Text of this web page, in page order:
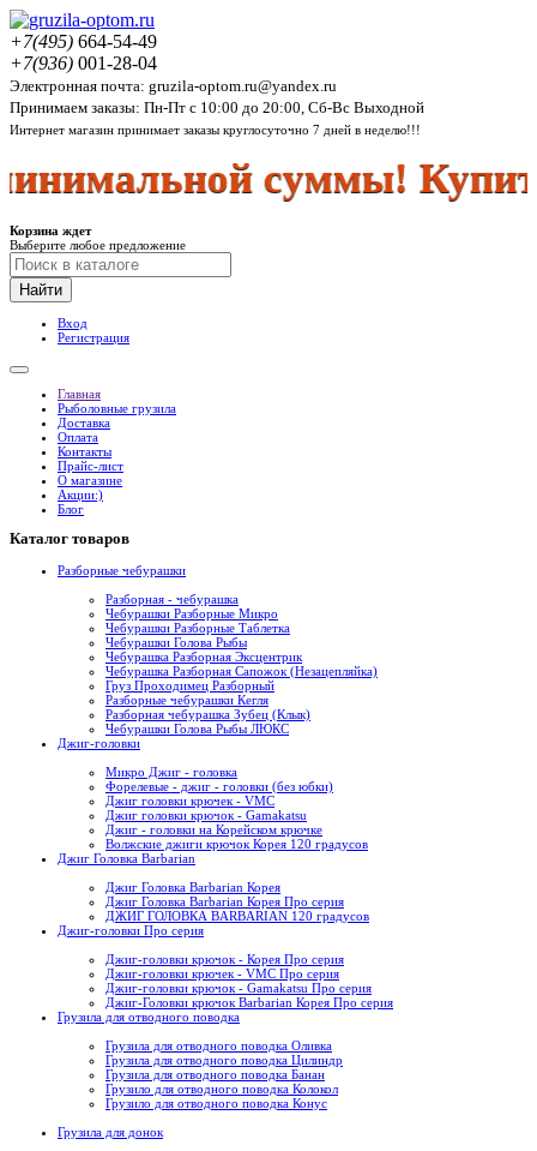
+7(495) 664-54-49
+7(936) 001-28-04
Электронная почта: gruzila-optom.ru@yandex.ru
Принимаем заказы: Пн-Пт с 10:00 до 20:00, Сб-Вс Выходной
Интернет магазин принимает заказы круглосуточно 7 дней в неделю!!!
суммы!
Корзина ждет
Выберите любое предложение
Найти
Вход
Регистрация
Главная
Рыболовные грузила
Доставка
Оплата
Контакты
Прайс-лист
О магазине
Акции:)
Блог
Каталог товаров
Разборные чебурашки
Разборная - чебурашка
Чебурашки Разборные Микро
Чебурашки Разборные Таблетка
Чебурашки Голова Рыбы
Чебурашка Разборная Эксцентрик
Чебурашка Разборная Сапожок (Незацепляйка)
Груз Проходимец Разборный
Разборные чебурашки Кегля
Разборная чебурашка Зубец (Клык)
Чебурашки Голова Рыбы ЛЮКС
Джиг-головки
Микро Джиг - головка
Форелевые - джиг - головки (без юбки)
Джиг головки крючек - VMC
Джиг головки крючок - Gamakatsu
Джиг - головки на Корейском крючке
Волжские джиги крючок Корея 120 градусов
Джиг Головка Barbarian
Джиг Головка Barbarian Корея
Джиг Головка Barbarian Корея Про серия
ДЖИГ ГОЛОВКА BARBARIAN 120 градусов
Джиг-головки Про серия
Джиг-головки крючок - Корея Про серия
Джиг-головки крючек - VMC Про серия
Джиг-головки крючок - Gamakatsu Про серия
Джиг-Головки крючок Barbarian Корея Про серия
Грузила для отводного поводка
Грузила для отводного поводка Оливка
Грузила для отводного поводка Цилиндр
Грузила для отводного поводка Банан
Грузило для отводного поводка Колокол
Грузило для отводного поводка Конус
Грузила для донок